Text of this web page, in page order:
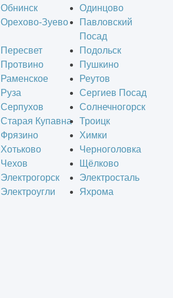
Обнинск
Одинцово
Орехово-Зуево
Павловский
Посад
Пересвет
Подольск
Протвино
Пушкино
Раменское
Реутов
Руза
Сергиев Посад
Серпухов
Солнечногорск
Старая Купавна
Троицк
Фрязино
Химки
Хотьково
Черноголовка
Чехов
Щёлково
Электрогорск
Электросталь
Электроугли
Яхрома